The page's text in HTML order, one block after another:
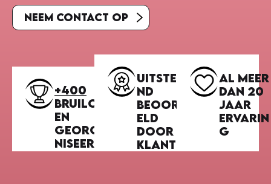
Neem contact op
+400
bruiloft
en
georga
niseerd
Uitsteke
nd
beoorde
eld
door
klanten
Al meer
dan 20
jaar
ervarin
g